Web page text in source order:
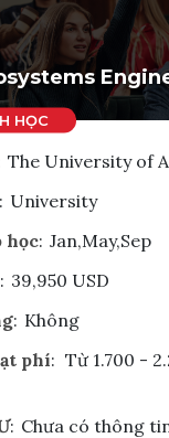
Tham vấn
The University of
: University
học: Jan,May,Sep
: 39,950 USD
: Không
phí: Từ 1.700 -
: Chưa có thông